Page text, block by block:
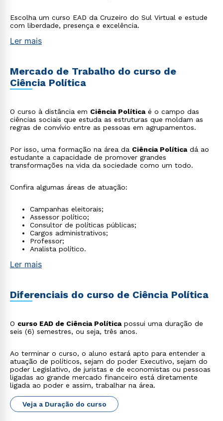
Escolha um curso EAD da Cruzeiro do Sul Virtual e estude
com liberdade, presença e excelência.
Ler mais
Mercado de Trabalho do curso de
Ciência Política
O curso à distância em Ciência Políticaé o campo das
ciências sociais que estuda as estruturas que moldam as
regras de convívio entre as pessoas em agrupamentos.
Por isso, uma formação na área da Ciência Políticadá ao
estudante a capacidade de promover grandes
transformações na vida da sociedade como um todo.
Confira algumas áreas de atuação:
Campanhas eleitorais;
Assessor político;
Consultor de políticas públicas;
Cargos administrativos;
Professor;
Analista político.
Ler mais
Diferenciais do curso de Ciência Política
O curso EAD de Ciência Políticapossui uma duração de
seis (6) semestres, ou seja, três anos.
Ao terminar o curso, o aluno estará apto para entender a
atuação de políticos, sejam do poder Executivo, sejam do
poder Legislativo, de juristas e de economistas ou pessoas
ligadas ao grande mercado financeiro está diretamente
ligada ao poder e assim, trabalhar na área.
Veja a Duração do curso